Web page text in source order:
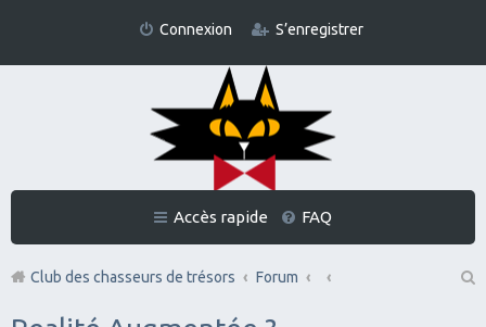
Connexion S’enregistrer
Accès rapide FAQ
Club des chasseurs de trésors
Forum